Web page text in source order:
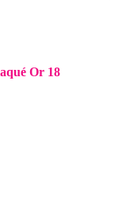
Or 18